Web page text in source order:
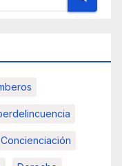
Concienciación